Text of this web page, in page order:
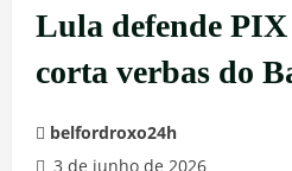
Lula defende
corta verbas do
belfordroxo24h
3 de junho de 2026